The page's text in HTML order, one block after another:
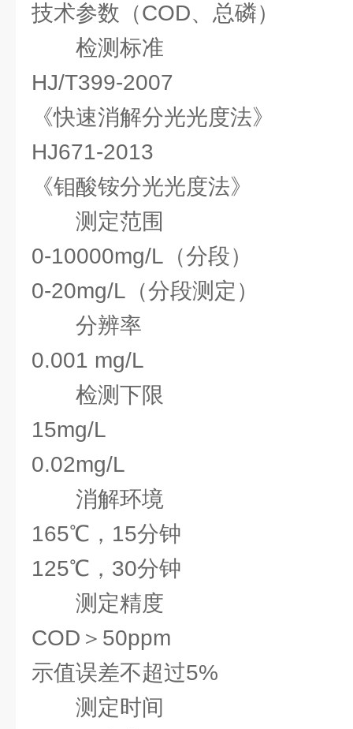
技术参数（COD、总磷）
检测标准
HJ/T399-2007
《快速消解分光光度法》
HJ671-2013
《钼酸铵分光光度法》
测定范围
0-10000mg/L（分段）
0-20mg/L（分段测定）
分辨率
0.001 mg/L
检测下限
15mg/L
0.02mg/L
消解环境
165℃，15分钟
125℃，30分钟
测定精度
COD＞50ppm
示值误差不超过5%
测定时间